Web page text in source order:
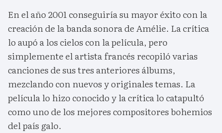
En el año 2001 conseguiría su mayor éxito con la
creación de la banda sonora de Amélie. La crítica
lo aupó a los cielos con la película, pero
simplemente el artista francés recopiló varias
canciones de sus tres anteriores álbums,
mezclando con nuevos y originales temas. La
película lo hizo conocido y la crítica lo catapultó
como uno de los mejores compositores bohemios
del país galo.